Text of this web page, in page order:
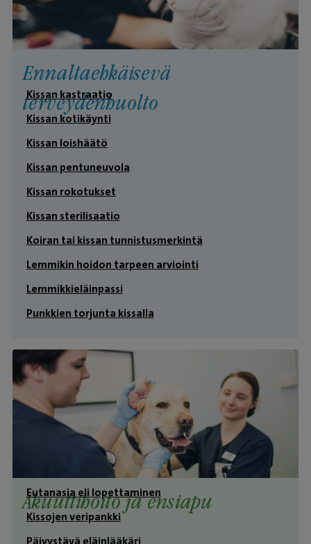
Ennaltaehkäisevä
terveydenhuolto
Kissan kastraatio
Kissan kotikäynti
Kissan loishäätö
Kissan pentuneuvola
Kissan rokotukset
Kissan sterilisaatio
Koiran tai kissan tunnistusmerkintä
Lemmikin hoidon tarpeen arviointi
Lemmikkieläinpassi
Punkkien torjunta kissalla
Akuuttihoito ja ensiapu
Eutanasia eli lopettaminen
Kissojen veripankki